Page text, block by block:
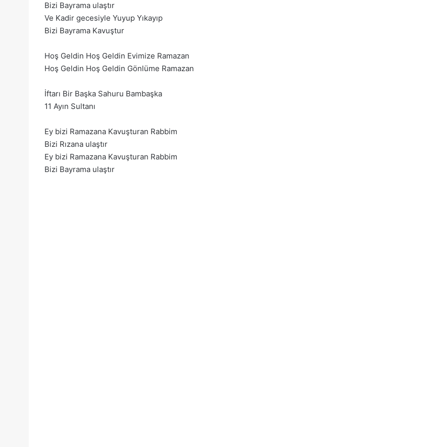
Bizi Bayrama ulaştır
Ve Kadir gecesiyle Yuyup Yıkayıp
Bizi Bayrama Kavuştur
Hoş Geldin Hoş Geldin Evimize Ramazan
Hoş Geldin Hoş Geldin Gönlüme Ramazan
İftarı Bir Başka Sahuru Bambaşka
11 Ayın Sultanı
Ey bizi Ramazana Kavuşturan Rabbim
Bizi Rızana ulaştır
Ey bizi Ramazana Kavuşturan Rabbim
Bizi Bayrama ulaştır